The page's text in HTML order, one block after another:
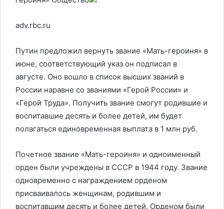
adv.rbc.ru
Путин предложил вернуть звание «Мать-героиня» в
июне, соответствующий указ он подписал в
августе. Оно вошло в список высших званий в
России наравне со званиями «Герой России» и
«Герой Труда». Получить звание смогут родившие и
воспитавшие десять и более детей, им будет
полагаться единовременная выплата в 1 млн руб.
Почетное звание «Мать-героиня» и одноименный
орден были учреждены в СССР в 1944 году. Звание
одновременно с награждением орденом
присваивалось женщинам, родившим и
воспитавшим десять и более детей. Орденом были